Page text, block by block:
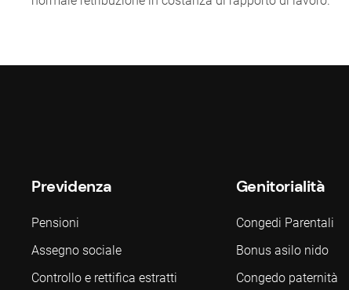
Previdenza
Pensioni
Assegno sociale
Controllo e rettifica estratti
Genitorialità
Congedi Parentali
Bonus asilo nido
Congedo paternità